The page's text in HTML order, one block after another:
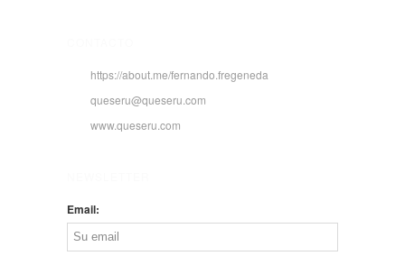
https://about.me/fernando.fregeneda
queseru@queseru.com
www.queseru.com
Email: